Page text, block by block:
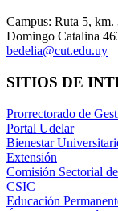
Campus: Ruta 5, km.
Domingo Catalina
bedelia@cut.edu.uy
SITIOS DE
Prorrectorado de
Portal Udelar
Bienestar
Extensión
Comisión Sectorial
CSIC
Educación